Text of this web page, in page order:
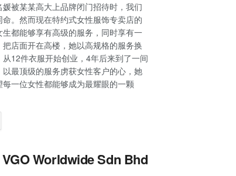
被某某高大上品牌闭门招待时，我们
。然而现在特约式女性服饰专卖店的
都能够享有高级的服务，同时享有一
店面开在高楼，她以高规格的服务换
12件衣服开始创业，4年后来到了一间
最顶级的服务虏获女性客户的心，她
一位女性都能够成为最耀眼的一颗
Worldwide Sdn Bhd